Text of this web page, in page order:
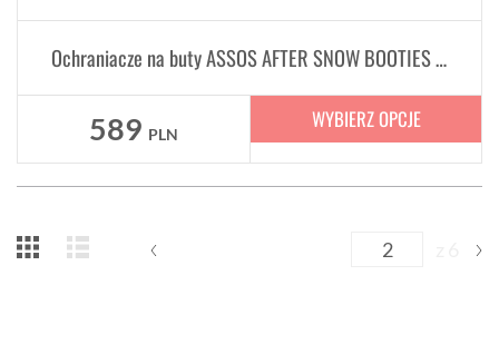
Ochraniacze na buty ASSOS AFTER SNOW BOOTIES P1 Unisex
589 PLN
WYBIERZ OPCJE